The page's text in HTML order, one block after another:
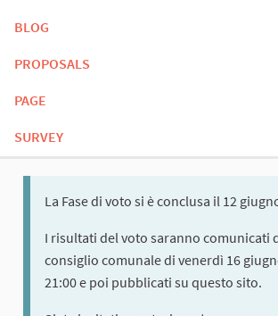
BLOG
PROPOSALS
PAGE
SURVEY
La Fase di voto si è conclusa il 12
I risultati del voto saranno comunicati
consiglio comunale di venerdì 16
21:00 e poi pubblicati su questo sito.